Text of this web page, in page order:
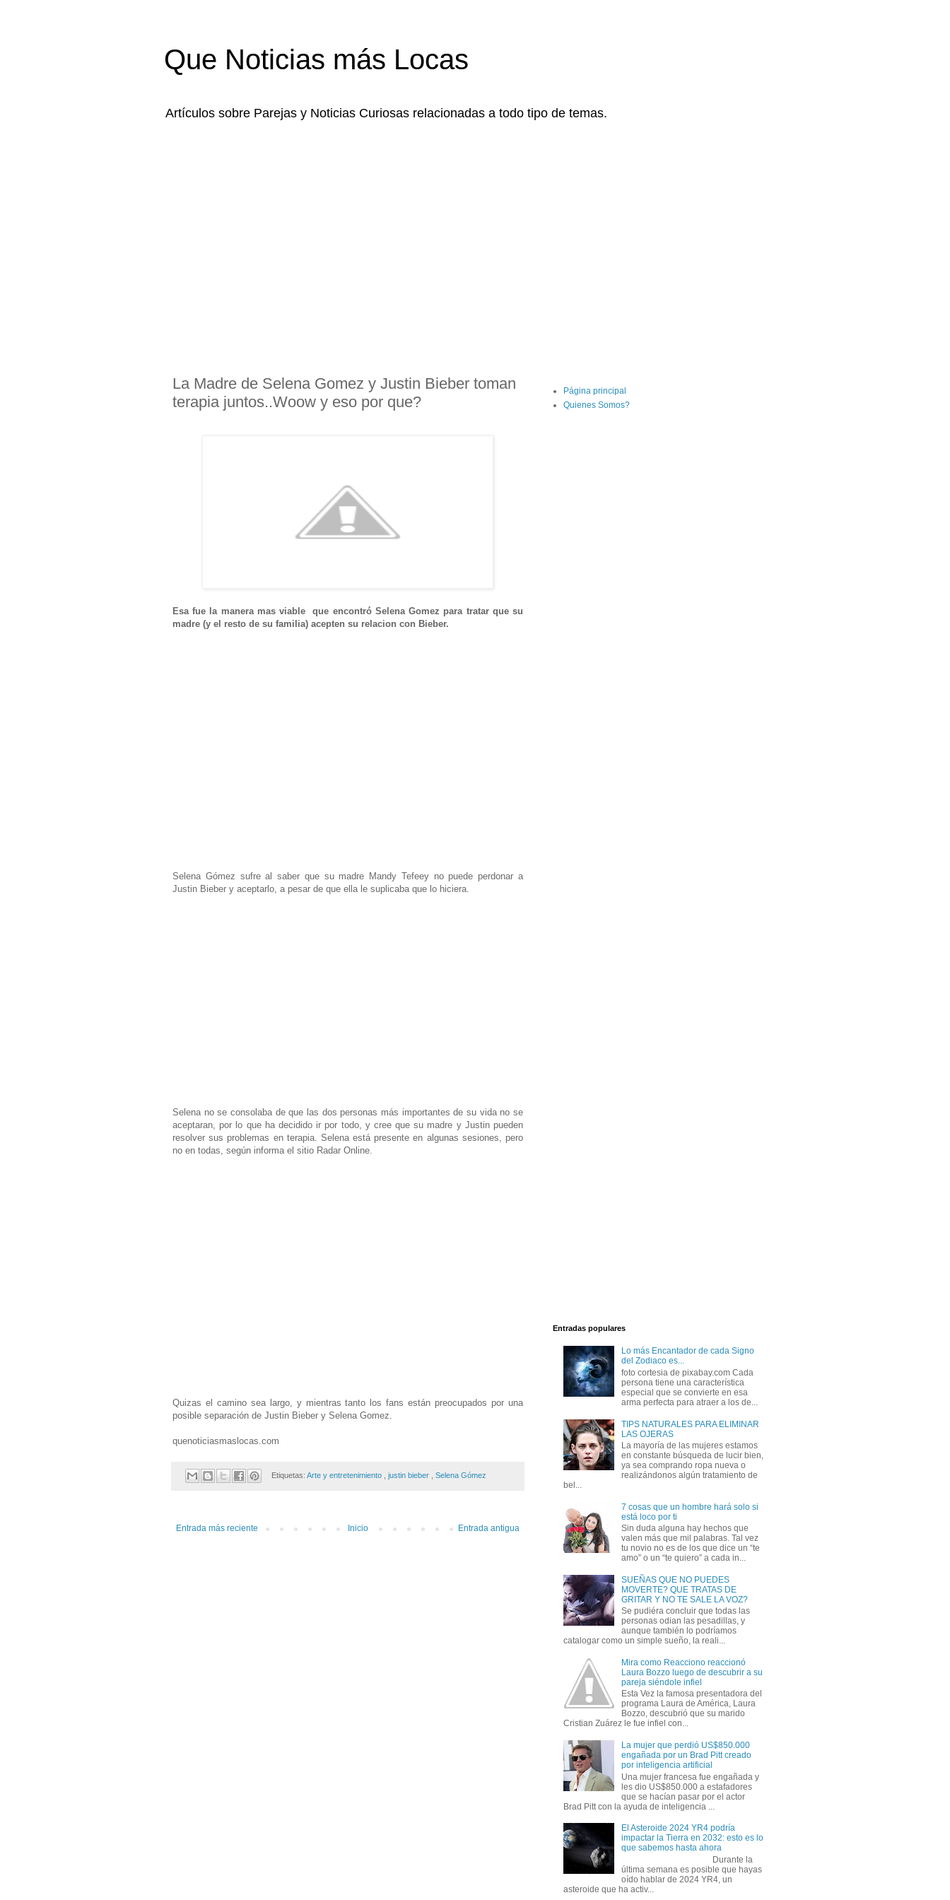
Que Noticias más Locas
Artículos sobre Parejas y Noticias Curiosas relacionadas a todo tipo de temas.
La Madre de Selena Gomez y Justin Bieber toman
terapia juntos..Woow y eso por que?
Esa fue la manera mas viable que encontró Selena Gomez para tratar que su
madre (y el resto de su familia) acepten su relacion con Bieber.
Selena Gómez sufre al saber que su madre Mandy Tefeey no puede perdonar a
Justin Bieber y aceptarlo, a pesar de que ella le suplicaba que lo hiciera.
Selena no se consolaba de que las dos personas más importantes de su vida no se
aceptaran, por lo que ha decidido ir por todo, y cree que su madre y Justin pueden
resolver sus problemas en terapia. Selena está presente en algunas sesiones, pero
no en todas, según informa el sitio Radar Online.
Quizas el camino sea largo, y mientras tanto los fans están preocupados por una
posible separación de Justin Bieber y Selena Gomez.
quenoticiasmaslocas.com
Etiquetas: Arte y entretenimiento justin bieber Selena Gómez
Entrada más reciente Entrada antigua
Inicio
Página principal
Quienes Somos?
Entradas populares
Lo más Encantador de cada Signo
del Zodiaco es...
foto cortesia de pixabay.com Cada
persona tiene una característica
especial que se convierte en esa
arma perfecta para atraer a los de...
TIPS NATURALES PARA ELIMINAR
LAS OJERAS
La mayoría de las mujeres estamos
en constante búsqueda de lucir bien,
ya sea comprando ropa nueva o
realizándonos algún tratamiento de
bel...
7 cosas que un hombre hará solo si
está loco por ti
Sin duda alguna hay hechos que
valen más que mil palabras. Tal vez
tu novio no es de los que dice un “te
amo” o un “te quiero” a cada in...
SUEÑAS QUE NO PUEDES
MOVERTE? QUE TRATAS DE
GRITAR Y NO TE SALE LA VOZ?
Se pudiéra concluir que todas las
personas odian las pesadillas, y
aunque también lo podríamos
catalogar como un simple sueño, la reali...
Mira como Reacciono reaccionó
Laura Bozzo luego de descubrir a su
pareja siéndole infiel
Esta Vez la famosa presentadora del
programa Laura de América, Laura
Bozzo, descubrió que su marido
Cristian Zuárez le fue infiel con...
La mujer que perdió US$850.000
engañada por un Brad Pitt creado
por inteligencia artificial
Una mujer francesa fue engañada y
les dio US$850.000 a estafadores
que se hacían pasar por el actor
Brad Pitt con la ayuda de inteligencia ...
El Asteroide 2024 YR4 podría
impactar la Tierra en 2032: esto es lo
que sabemos hasta ahora
Durante la
última semana es posible que hayas
oído hablar de 2024 YR4, un
asteroide que ha activ...